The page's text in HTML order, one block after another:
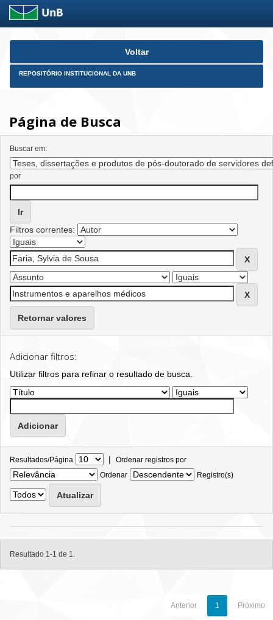
Skip
Voltar
REPOSITÓRIO INSTITUCIONAL DA UNB
Página de Busca
Buscar em:
por
Filtros correntes:
Retornar valores
Adicionar filtros:
Utilizar filtros para refinar o resultado de busca.
Resultados/Página | Ordenar registros por
Ordenar
Registro(s)
Resultado 1-1 de 1.
Anterior 1 Próximo